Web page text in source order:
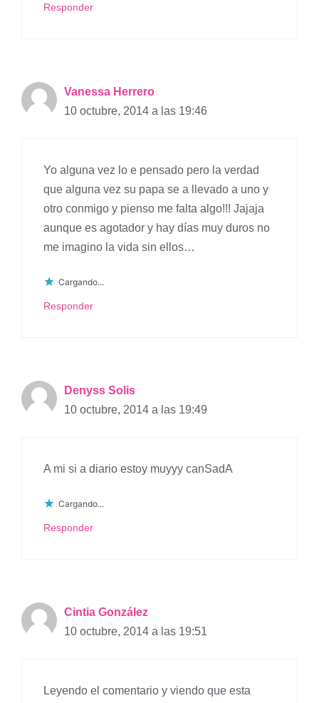
Responder
Vanessa Herrero
10 octubre, 2014 a las 19:46
Yo alguna vez lo e pensado pero la verdad
que alguna vez su papa se a llevado a uno y
otro conmigo y pienso me falta algo!!! Jajaja
aunque es agotador y hay días muy duros no
me imagino la vida sin ellos…
Cargando...
Responder
Denyss Solis
10 octubre, 2014 a las 19:49
A mi si a diario estoy muyyy canSadA
Cargando...
Responder
Cintia González
10 octubre, 2014 a las 19:51
Leyendo el comentario y viendo que esta